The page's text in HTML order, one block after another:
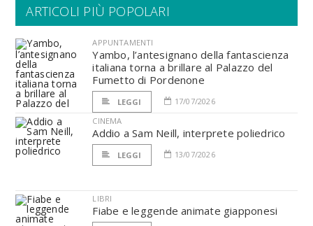
ARTICOLI PIÙ POPOLARI
APPUNTAMENTI
Yambo, l’antesignano della fantascienza
italiana torna a brillare al Palazzo del
Fumetto di Pordenone
LEGGI
17/07/2026
CINEMA
Addio a Sam Neill, interprete poliedrico
LEGGI 13/07/2026
LIBRI
Fiabe e leggende animate giapponesi